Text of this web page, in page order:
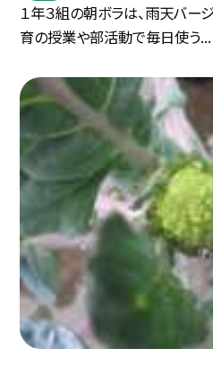
１年３組の朝ボラは、雨天バー
育の授業や部活動で毎日使う...